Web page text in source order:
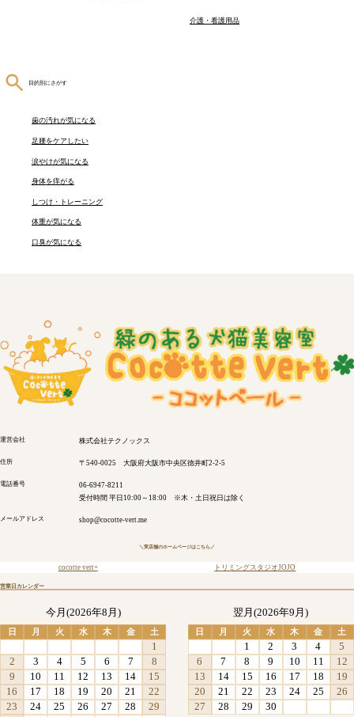
介護・看護用品
目的別にさがす
歯の汚れが気になる
足腰をケアしたい
涙やけが気になる
身体を痒がる
しつけ・トレーニング
体重が気になる
口臭が気になる
運営会社 株式会社テクノックス
住所 〒540-0025 大阪府大阪市中央区徳井町2-2-5
電話番号
06-6947-8211
受付時間 平日10:00～18:00 ※木・土日祝日は除く
メールアドレス shop@cocotte-vert.me
＼実店舗のホームページはこちら／
cocotte vert+ トリミングスタジオJOJO
営業日カレンダー
今月(2026年8月)
日 月 火 水 木 金 土
1
2
3 4 5 6 7
8
9
10 11 12 13 14
15
16
17 18 19 20 21
22
23
24 25 26 27 28
29
翌月(2026年9月)
日 月 火 水 木 金 土
1 2 3 4
5
6
7 8 9 10 11
12
13
14 15 16 17 18
19
20
21 22 23 24 25
26
27
28 29 30